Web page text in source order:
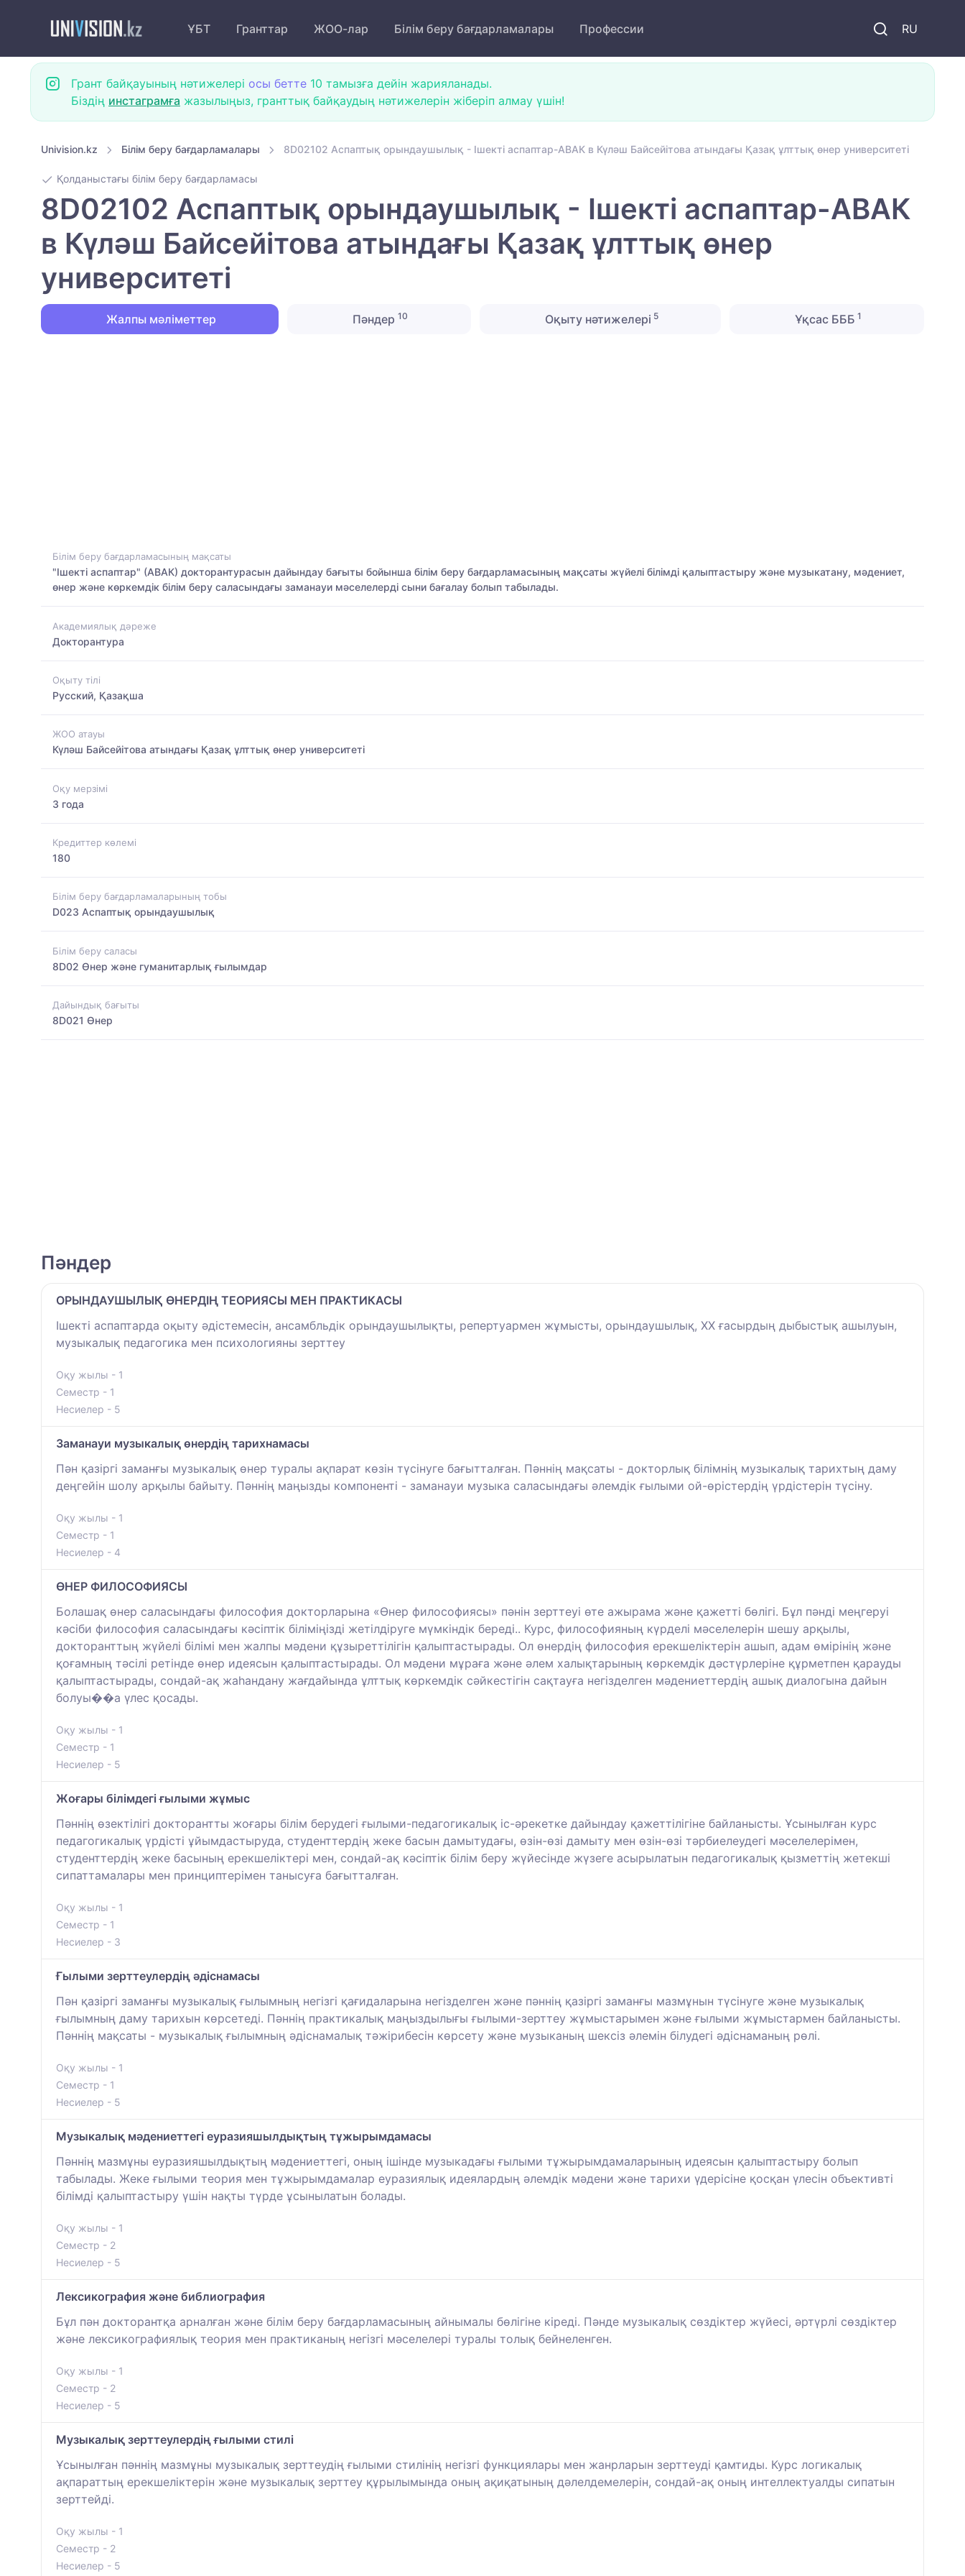
RU
ҰБТ Гранттар ЖОО-лар Білім беру бағдарламалары Профессии
Грант байқауының нәтижелері осы бетте 10 тамызға дейін жарияланады.
Біздің инстаграмға жазылыңыз, гранттық байқаудың нәтижелерін жіберіп алмау үшін!
Univision.kz Білім беру бағдарламалары 8D02102 Аспаптық орындаушылық - Ішекті аспаптар-АВАК в Күләш Байсейітова атындағы Қазақ ұлттық өнер университеті
Қолданыстағы білім беру бағдарламасы
8D02102 Аспаптық орындаушылық - Ішекті аспаптар-АВАК
в Күләш Байсейітова атындағы Қазақ ұлттық өнер
университеті
Жалпы мәліметтер Пәндер10 Оқыту нәтижелері 5 Ұқсас БББ 1
Білім беру бағдарламасының мақсаты
"Ішекті аспаптар" (АВАК) докторантурасын дайындау бағыты бойынша білім беру бағдарламасының мақсаты жүйелі білімді қалыптастыру және музыкатану, мәдениет,
өнер және көркемдік білім беру саласындағы заманауи мәселелерді сыни бағалау болып табылады.
Академиялық дәреже
Докторантура
Оқыту тілі
Русский, Қазақша
ЖОО атауы
Күләш Байсейітова атындағы Қазақ ұлттық өнер университеті
Оқу мерзімі
3 года
Кредиттер көлемі
180
Білім беру бағдарламаларының тобы
D023 Аспаптық орындаушылық
Білім беру саласы
8D02 Өнер және гуманитарлық ғылымдар
Дайындық бағыты
8D021 Өнер
Пәндер
ОРЫНДАУШЫЛЫҚ ӨНЕРДІҢ ТЕОРИЯСЫ МЕН ПРАКТИКАСЫ
Ішекті аспаптарда оқыту әдістемесін, ансамбльдік орындаушылықты, репертуармен жұмысты, орындаушылық, XX ғасырдың дыбыстық ашылуын,
музыкалық педагогика мен психологияны зерттеу
Оқу жылы - 1
Семестр - 1
Несиелер - 5
Заманауи музыкалық өнердің тарихнамасы
Пән қазіргі заманғы музыкалық өнер туралы ақпарат көзін түсінуге бағытталған. Пәннің мақсаты - докторлық білімнің музыкалық тарихтың даму
деңгейін шолу арқылы байыту. Пәннің маңызды компоненті - заманауи музыка саласындағы әлемдік ғылыми ой-өрістердің үрдістерін түсіну.
Оқу жылы - 1
Семестр - 1
Несиелер - 4
ӨНЕР ФИЛОСОФИЯСЫ
Болашақ өнер саласындағы философия докторларына «Өнер философиясы» пәнін зерттеуі өте ажырама және қажетті бөлігі. Бұл пәнді меңгеруі
кәсіби философия саласындағы кәсіптік біліміңізді жетілдіруге мүмкіндік береді.. Курс, философияның күрделі мәселелерін шешу арқылы,
докторанттың жүйелі білімі мен жалпы мәдени құзыреттілігін қалыптастырады. Ол өнердің философия ерекшеліктерін ашып, адам өмірінің және
қоғамның тәсілі ретінде өнер идеясын қалыптастырады. Ол мәдени мұраға және әлем халықтарының көркемдік дәстүрлеріне құрметпен қарауды
қалыптастырады, сондай-ақ жаһандану жағдайында ұлттық көркемдік сәйкестігін сақтауға негізделген мәдениеттердің ашық диалогына дайын
болуы��а үлес қосады.
Оқу жылы - 1
Семестр - 1
Несиелер - 5
Жоғары білімдегі ғылыми жұмыс
Пәннің өзектілігі докторантты жоғары білім берудегі ғылыми-педагогикалық іс-әрекетке дайындау қажеттілігіне байланысты. Ұсынылған курс
педагогикалық үрдісті ұйымдастыруда, студенттердің жеке басын дамытудағы, өзін-өзі дамыту мен өзін-өзі тәрбиелеудегі мәселелерімен,
студенттердің жеке басының ерекшеліктері мен, сондай-ақ кәсіптік білім беру жүйесінде жүзеге асырылатын педагогикалық қызметтің жетекші
сипаттамалары мен принциптерімен танысуға бағытталған.
Оқу жылы - 1
Семестр - 1
Несиелер - 3
Ғылыми зерттеулердің әдіснамасы
Пән қазіргі заманғы музыкалық ғылымның негізгі қағидаларына негізделген және пәннің қазіргі заманғы мазмұнын түсінуге және музыкалық
ғылымның даму тарихын көрсетеді. Пәннің практикалық маңыздылығы ғылыми-зерттеу жұмыстарымен және ғылыми жұмыстармен байланысты.
Пәннің мақсаты - музыкалық ғылымның әдіснамалық тәжірибесін көрсету және музыканың шексіз әлемін білудегі әдіснаманың рөлі.
Оқу жылы - 1
Семестр - 1
Несиелер - 5
Музыкалық мәдениеттегі еуразияшылдықтың тұжырымдамасы
Пәннің мазмұны еуразияшылдықтың мәдениеттегі, оның ішінде музыкадағы ғылыми тұжырымдамаларының идеясын қалыптастыру болып
табылады. Жеке ғылыми теория мен тұжырымдамалар еуразиялық идеялардың әлемдік мәдени және тарихи үдерісіне қосқан үлесін объективті
білімді қалыптастыру үшін нақты түрде ұсынылатын болады.
Оқу жылы - 1
Семестр - 2
Несиелер - 5
Лексикография және библиография
Бұл пән докторантқа арналған және білім беру бағдарламасының айнымалы бөлігіне кіреді. Пәнде музыкалық сөздіктер жүйесі, әртүрлі сөздіктер
және лексикографиялық теория мен практиканың негізгі мәселелері туралы толық бейнеленген.
Оқу жылы - 1
Семестр - 2
Несиелер - 5
Музыкалық зерттеулердің ғылыми стилі
Ұсынылған пәннің мазмұны музыкалық зерттеудің ғылыми стилінің негізгі функциялары мен жанрларын зерттеуді қамтиды. Курс логикалық
ақпараттың ерекшеліктерін және музыкалық зерттеу құрылымында оның ақиқатының дәлелдемелерін, сондай-ақ оның интеллектуалды сипатын
зерттейді.
Оқу жылы - 1
Семестр - 2
Несиелер - 5